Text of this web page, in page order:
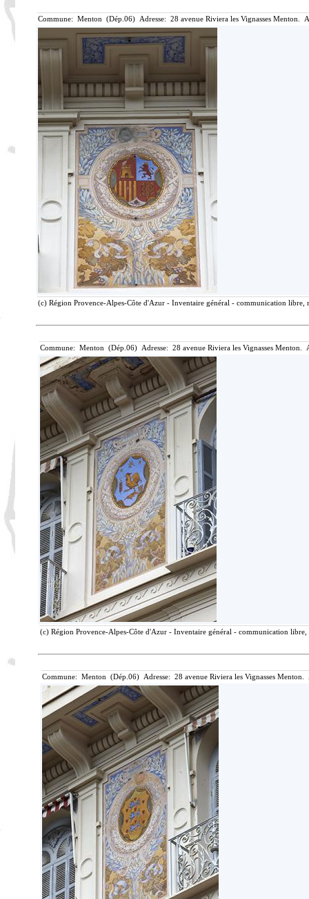
Commune: Menton (Dép.06) Adresse: 28 avenue Riviera les Vignasses Menton.
(c) Région Provence-Alpes-Côte d'Azur - Inventaire général - communication libre,
Commune: Menton (Dép.06) Adresse: 28 avenue Riviera les Vignasses
(c) Région Provence-Alpes-Côte d'Azur - Inventaire général - communication
Commune: Menton (Dép.06) Adresse: 28 avenue Riviera les Vignasses